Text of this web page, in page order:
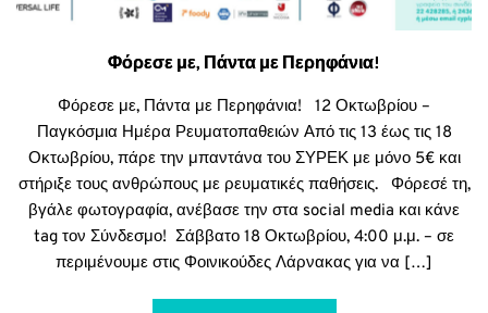
Φόρεσε με, Πάντα με Περηφάνια!
Φόρεσε με, Πάντα με Περηφάνια! 12 Οκτωβρίου –
Παγκόσμια Ημέρα Ρευματοπαθειών Από τις 13 έως τις 18
Οκτωβρίου, πάρε την μπαντάνα του ΣΥΡΕΚ με μόνο 5€ και
στήριξε τους ανθρώπους με ρευματικές παθήσεις. Φόρεσέ τη,
βγάλε φωτογραφία, ανέβασε την στα social media και κάνε
tag τον Σύνδεσμο! Σάββατο 18 Οκτωβρίου, 4:00 μ.μ. – σε
περιμένουμε στις Φοινικούδες Λάρνακας για να […]